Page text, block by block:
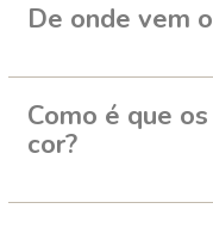
De onde vem
Como é que
cor?